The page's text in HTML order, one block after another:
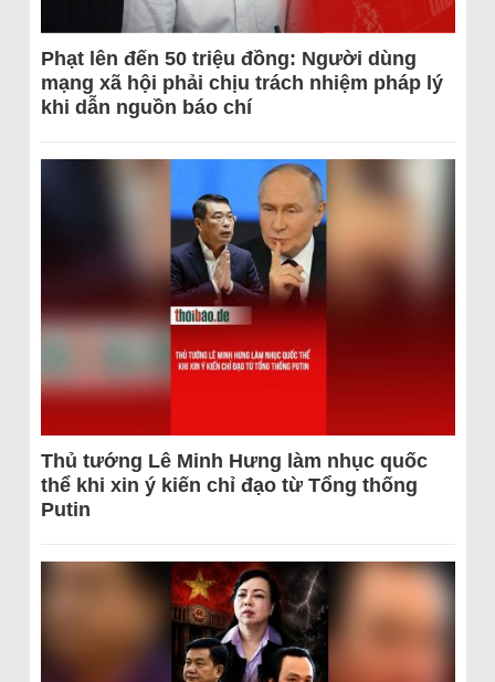
Phạt lên đến 50 triệu đồng: Người dùng
mạng xã hội phải chịu trách nhiệm pháp lý
khi dẫn nguồn báo chí
Thủ tướng Lê Minh Hưng làm nhục quốc
thể khi xin ý kiến chỉ đạo từ Tổng thống
Putin